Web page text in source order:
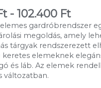
- 102.400 Ft
gardróbrendszer
megoldás, amely
tárgyak rendszerezett
keretes elemeknek
és láb. Az elemek
változatban.